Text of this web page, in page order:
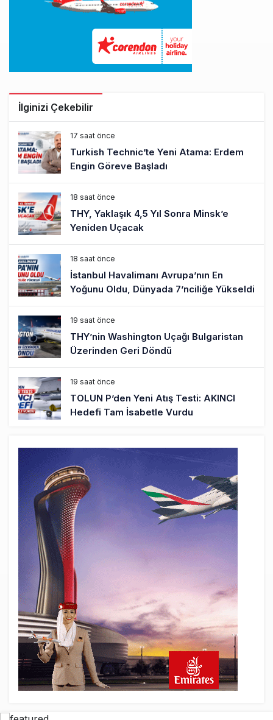
İlginizi Çekebilir
17 saat önce
Turkish Technic’te Yeni Atama: Erdem
Engin Göreve Başladı
18 saat önce
THY, Yaklaşık 4,5 Yıl Sonra Minsk’e
Yeniden Uçacak
18 saat önce
İstanbul Havalimanı Avrupa’nın En
Yoğunu Oldu, Dünyada 7’nciliğe Yükseldi
19 saat önce
THY’nin Washington Uçağı Bulgaristan
Üzerinden Geri Döndü
19 saat önce
TOLUN P’den Yeni Atış Testi: AKINCI
Hedefi Tam İsabetle Vurdu